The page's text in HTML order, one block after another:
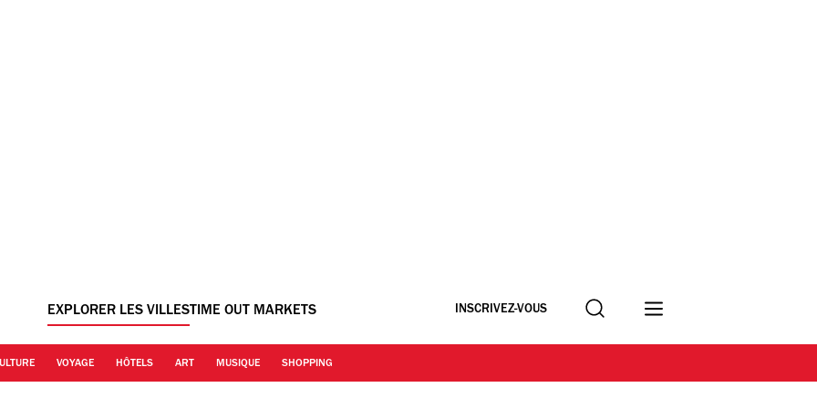
EXPLORER LES VILLESTIME OUT MARKETS INSCRIVEZ-VOUS Recherche
VOYAGE HÔTELS ART MUSIQUE SHOPPING